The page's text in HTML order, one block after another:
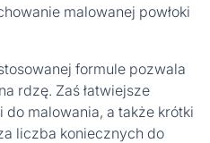
malowanej powłoki
formule pozwala
rdzę. Zaś łatwiejsze
malowania, a także krótki
liczba koniecznych do